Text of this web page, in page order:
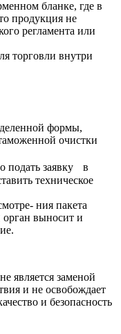
бланке, где в
продукция не
регламента или
торговли внутри
формы,
очистки
подать заявку в
техническое
ния пакета
выносит и
является заменой
и не освобождает
и безопасность